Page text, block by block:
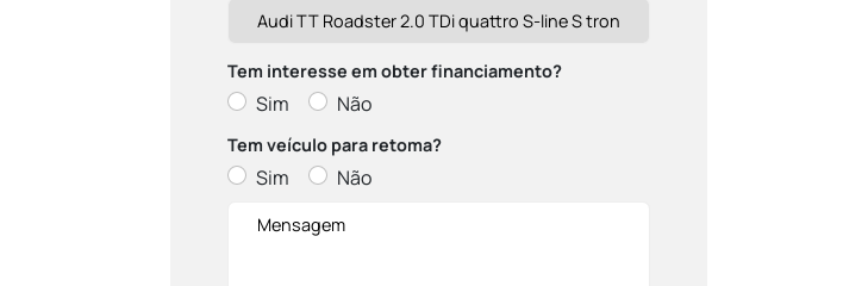
Tem interesse em obter financiamento?
Sim Não
Tem veículo para retoma?
Sim Não